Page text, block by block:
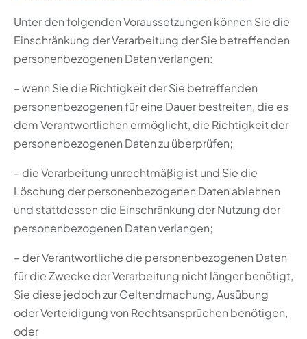
Unter den folgenden Voraussetzungen können Sie die
Einschränkung der Verarbeitung der Sie betreffenden
personenbezogenen Daten verlangen:
– wenn Sie die Richtigkeit der Sie betreffenden
personenbezogenen für eine Dauer bestreiten, die es
dem Verantwortlichen ermöglicht, die Richtigkeit der
personenbezogenen Daten zu überprüfen;
– die Verarbeitung unrechtmäßig ist und Sie die
Löschung der personenbezogenen Daten ablehnen
und stattdessen die Einschränkung der Nutzung der
personenbezogenen Daten verlangen;
– der Verantwortliche die personenbezogenen Daten
für die Zwecke der Verarbeitung nicht länger benötigt,
Sie diese jedoch zur Geltendmachung, Ausübung
oder Verteidigung von Rechtsansprüchen benötigen,
oder